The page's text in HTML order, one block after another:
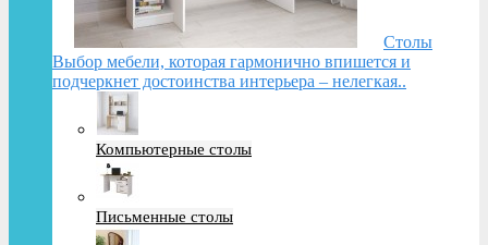
Столы
Выбор мебели, которая гармонично впишется и
подчеркнет достоинства интерьера – нелегкая..
Компьютерные столы
Письменные столы